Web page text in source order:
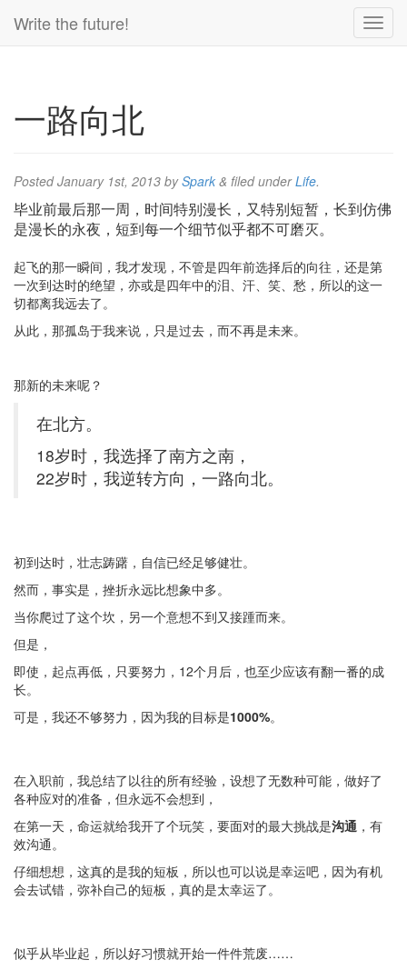
Write the future!
一路向北
PostedJanuary 1st, 2013 bySpark & filed underLife.
毕业前最后那一周，时间特别漫长，又特别短暂，长到仿佛
是漫长的永夜，短到每一个细节似乎都不可磨灭。
起飞的那一瞬间，我才发现，不管是四年前选择后的向往，还是第
一次到达时的绝望，亦或是四年中的泪、汗、笑、愁，所以的这一
切都离我远去了。
从此，那孤岛于我来说，只是过去，而不再是未来。
那新的未来呢？
在北方。
18岁时，我选择了南方之南，
22岁时，我逆转方向，一路向北。
初到达时，壮志踌躇，自信已经足够健壮。
然而，事实是，挫折永远比想象中多。
当你爬过了这个坎，另一个意想不到又接踵而来。
但是，
即使，起点再低，只要努力，12个月后，也至少应该有翻一番的成
长。
可是，我还不够努力，因为我的目标是1000%。
在入职前，我总结了以往的所有经验，设想了无数种可能，做好了
各种应对的准备，但永远不会想到，
在第一天，命运就给我开了个玩笑，要面对的最大挑战是沟通 ，有
效沟通。
仔细想想，这真的是我的短板，所以也可以说是幸运吧，因为有机
会去试错，弥补自己的短板，真的是太幸运了。
似乎从毕业起，所以好习惯就开始一件件荒废……